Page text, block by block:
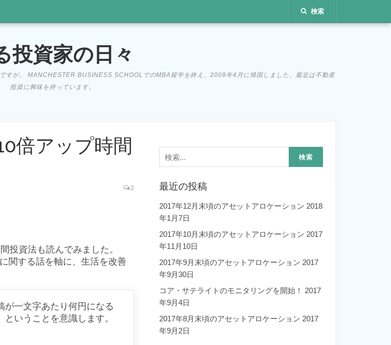
検索
投資家の日々
すが。 MANCHESTER BUSINESS SCHOOLでのMBA留学を終え、2008年4月に帰国しました。最近は不動産
投資に興味を持っています。
倍アップ時間
2
投資法も読んでみました。
関する話を軸に、生活を改善
が一文字あたり何円になる
いうことを意識します。
検
索:
最近の投稿
2017年12月末頃のアセットアロケーション 2018
年1月7日
2017年10月末頃のアセットアロケーション 2017
年11月10日
2017年9月末頃のアセットアロケーション 2017
年9月30日
コア・サテライトのモニタリングを開始！
2017
年9月4日
2017年8月末頃のアセットアロケーション 2017
年9月2日